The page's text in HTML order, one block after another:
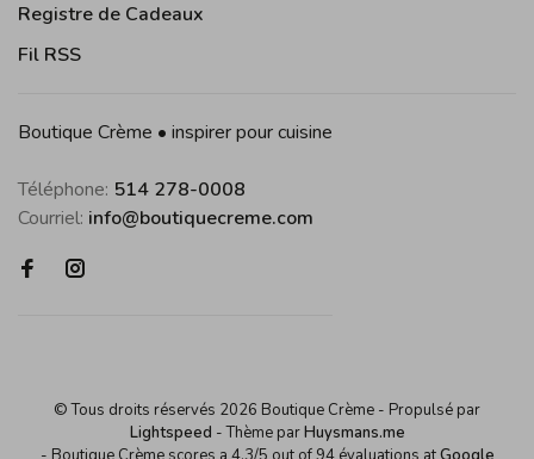
Registre de Cadeaux
Fil RSS
Boutique Crème • inspirer pour cuisine
Téléphone: 514 278-0008
Courriel: info@boutiquecreme.com
© Tous droits réservés 2026 Boutique Crème - Propulsé par
Lightspeed - Thème parHuysmans.me